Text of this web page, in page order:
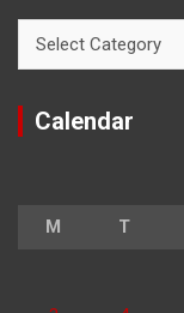
Calendar
M T